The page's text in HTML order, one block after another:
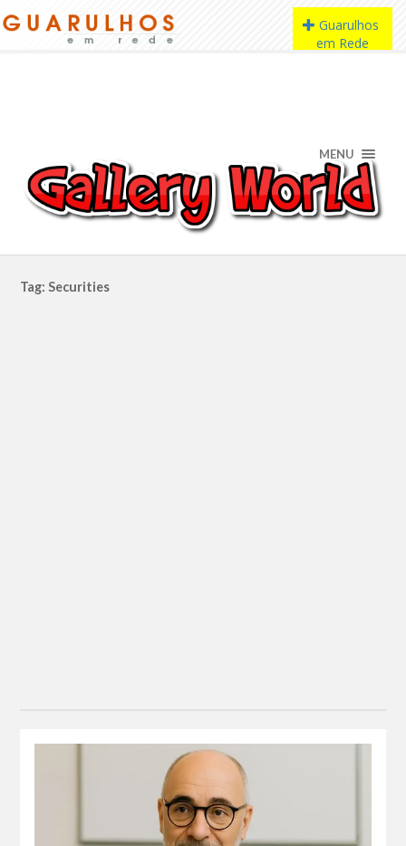
MENU
Tag: Securities